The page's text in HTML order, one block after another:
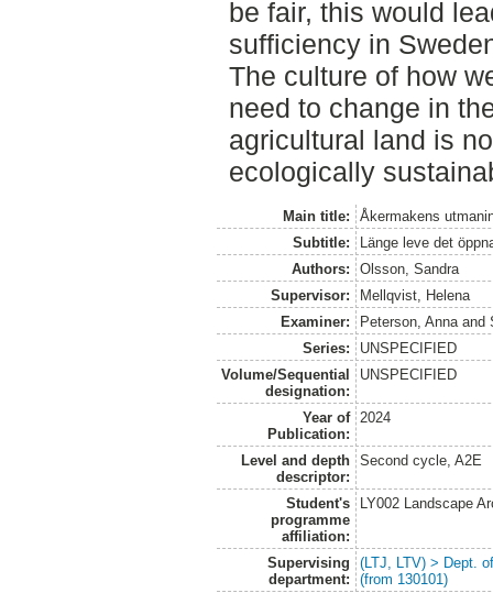
be fair, this would
sufficiency in
The culture of how
need to change in
agricultural land is
ecologically
Main title:
Åkermakens
Subtitle:
Länge leve det
Authors:
Olsson, Sandra
Supervisor:
Mellqvist, Helena
Examiner:
Peterson, Anna and
Series:
UNSPECIFIED
Volume/Sequential
designation:
UNSPECIFIED
Year of
Publication:
2024
Level and depth
descriptor:
Second cycle, A2E
Student's
programme
affiliation:
LY002 Landscape
Supervising
department:
(LTJ, LTV) > Dept.
(from 130101)